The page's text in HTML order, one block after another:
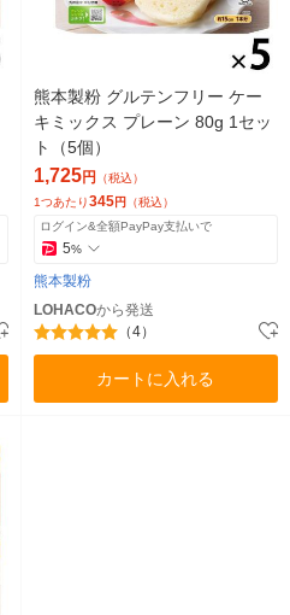
熊本製粉 グルテンフリー ケー
キミックス プレーン 80g 1セッ
ト（5個）
1,725円 （税込）
1つあたり345円 （税込）
ログイン&全額PayPay支払いで
5%
熊本製粉
LOHACOから発送
（4）
カートに入れる